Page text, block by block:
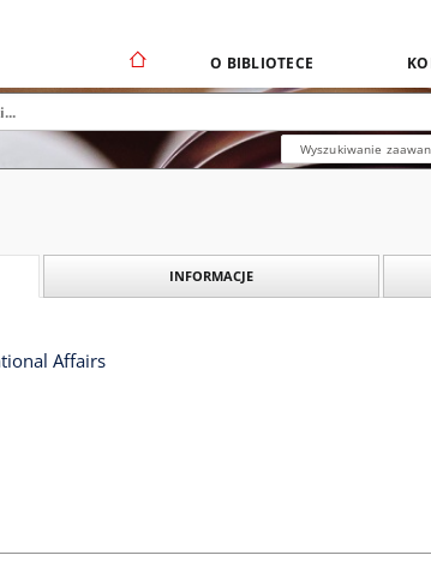
O BIBLIOTECE
Wyszukiwanie
INFORMACJE
Affairs